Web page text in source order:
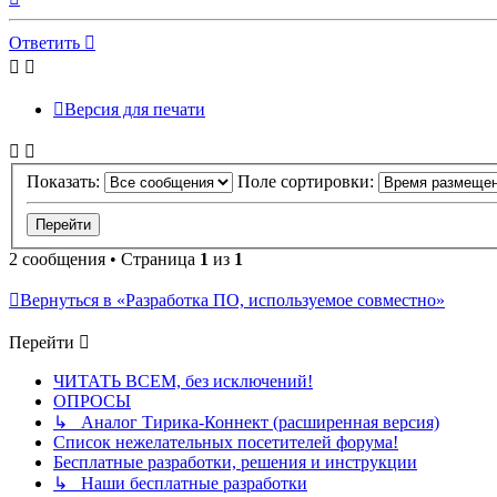
началу
Ответить
Версия для печати
Показать: Поле сортировки:
2 сообщения • Страница 1 из 1
Вернуться в «Разработка ПО, используемое совместно»
Перейти
ЧИТАТЬ ВСЕМ, без исключений!
ОПРОСЫ
↳ Аналог Тирика-Коннект (расширенная версия)
Список нежелательных посетителей форума!
Бесплатные разработки, решения и инструкции
↳ Наши бесплатные разработки